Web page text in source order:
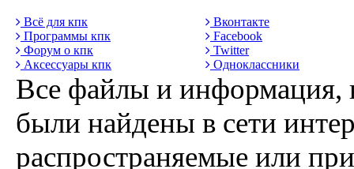
Всё для кпк
Программы кпк
Форум о кпк
Аксессуары кпк
Вконтакте
Facebook
Twitter
Одноклассники
Все файлы и информация,
были найдены в сети
распространяемые или